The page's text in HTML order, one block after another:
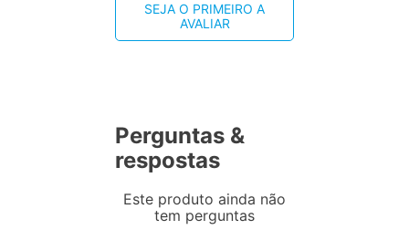
SEJA O PRIMEIRO A
AVALIAR
Perguntas &
respostas
Este produto ainda não
tem perguntas